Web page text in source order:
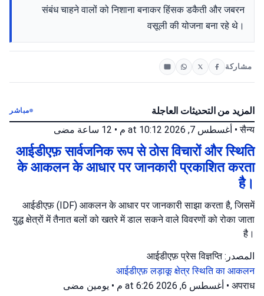
संबंध चाहने वालों को निशाना बनाकर हिंसक डकैती और जबरन
वसूली की योजना बना रहे थे।
مشاركة
المزيد من التحديثات العاجلة مباشر
सैन्य
• أغسطس 7, 2026 at 10:12 م • 12 ساعة مضى
आईडीएफ़ सार्वजनिक रूप से ठोस विचारों और स्थिति
के आकलन के आधार पर जानकारी प्रकाशित करता
है।
आईडीएफ़ (IDF) आकलन के आधार पर जानकारी साझा करता है, जिसमें
युद्ध क्षेत्रों में तैनात बलों को खतरे में डाल सकने वाले विवरणों को रोका जाता
है।
المصدر: आईडीएफ़ प्रेस विज्ञप्ति
आईडीएफ़लड़ाकू क्षेत्रस्थिति का आकलन
अपराध
• أغسطس 6, 2026 at 6:26 م • يومين مضى